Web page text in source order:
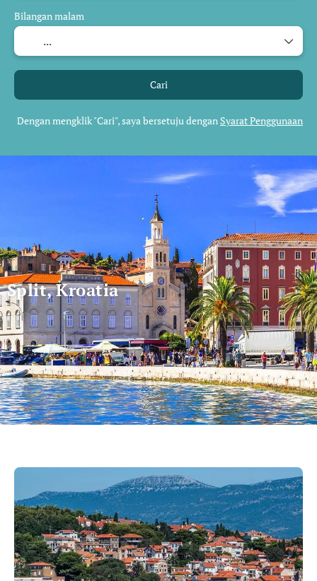
Split, Kroatia
Bilangan malam
Cari
Dengan mengklik "Cari", saya bersetuju dengan Syarat Penggunaan